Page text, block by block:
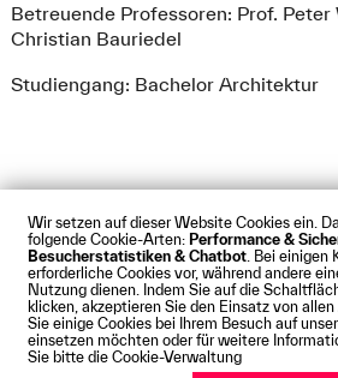
Wir setzen auf dieser Website Cookies ein.
folgende Cookie-Arten: Performance &
Besucherstatistiken & Chatbot . Bei
erforderliche Cookies vor, während andere
Nutzung dienen. Indem Sie auf die
klicken, akzeptieren Sie den Einsatz von
Sie einige Cookies bei Ihrem Besuch auf
einsetzen möchten oder für weitere
Sie bitte die Cookie-Verwaltung
Betreuende Professoren: Prof. Peter
Christian Bauriedel
Studiengang: Bachelor Architektur
Impressum Datenschutz Cookies
Kontakt Presse Anfahrt Intranet
© Technische Hochschule Augsburg